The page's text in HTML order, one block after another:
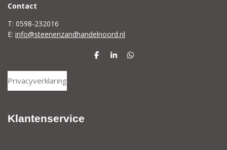
Contact
T: 0598-232016
E: info@steenenzandhandelnoord.nl
D
S
D
Privacyverklaring
Klantenservice